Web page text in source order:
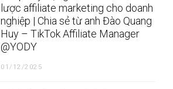
lược affiliate marketing cho doanh
nghiệp | Chia sẻ từ anh Đào Quang
Huy – TikTok Affiliate Manager
@YODY
01/12/2025